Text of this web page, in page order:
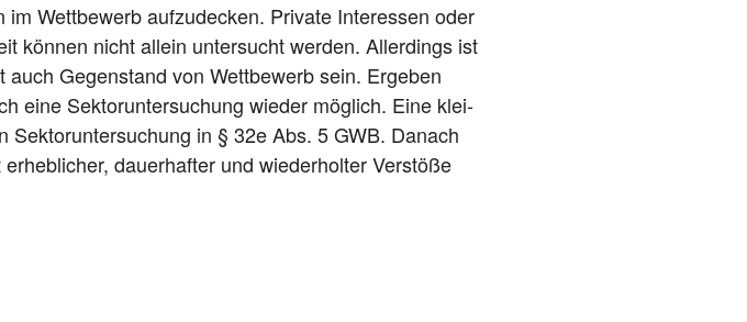
Wett­be­werb auf­zu­de­cken. Pri­va­te Inter­es­sen oder
kön­nen nicht allein unter­sucht wer­den. Aller­dings ist
Gegen­stand von Wett­be­werb sein. Erge­ben
eine Sek­tor­un­ter­su­chung wie­der mög­lich. Eine klei­
in § 32e Abs. 5 GWB. Danach
dau­er­haf­ter und wie­der­hol­ter Ver­stö­ße